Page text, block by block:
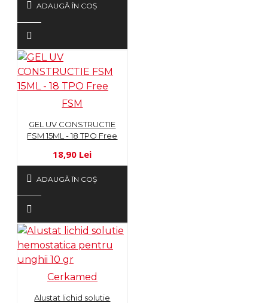
ADAUGĂ ÎN COŞ
FSM
GEL UV CONSTRUCTIE
FSM 15ML - 18 TPO Free
18,90 Lei
ADAUGĂ ÎN COŞ
Cerkamed
Alustat lichid solutie